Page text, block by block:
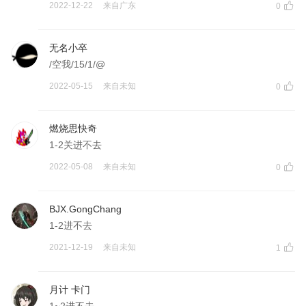
2022-12-22 来自 广东 0
无名小卒
/空我/15/1/@
2022-05-15 来自 未知 0
燃烧思快奇
1-2关进不去
2022-05-08 来自 未知 0
BJX.GongChang
1-2进不去
2021-12-19 来自 未知 1
月计 卡门